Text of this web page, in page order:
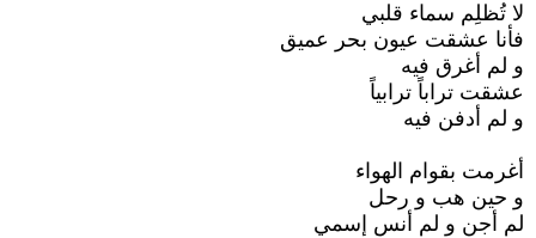
لا تُظلِم سماء قلبي
فأنا عشقت عيون بحر عميق
و لم أغرق فيه
عشقت تراباً ترابياً
و لم أدفن فيه
أغرمت بقوام الهواء
و حين هب و رحل
لم أجن و لم أنس إسمي